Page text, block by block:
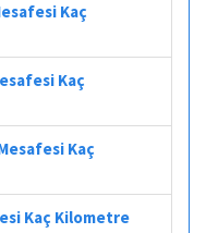
Kaç
Kaç
Kaç
Kaç Kilometre